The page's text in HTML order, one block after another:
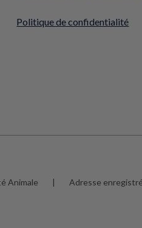
Politique de confidentialité
Animale | Adresse